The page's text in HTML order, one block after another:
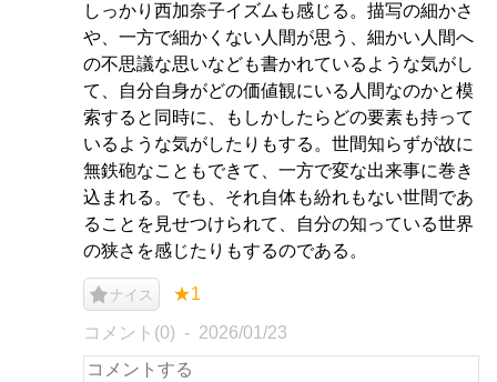
しっかり西加奈子イズムも感じる。描写の細かさ
や、一方で細かくない人間が思う、細かい人間へ
の不思議な思いなども書かれているような気がし
て、自分自身がどの価値観にいる人間なのかと模
索すると同時に、もしかしたらどの要素も持って
いるような気がしたりもする。世間知らずが故に
無鉄砲なこともできて、一方で変な出来事に巻き
込まれる。でも、それ自体も紛れもない世間であ
ることを見せつけられて、自分の知っている世界
の狭さを感じたりもするのである。
ナイス ★1
コメント(0) 2026/01/23